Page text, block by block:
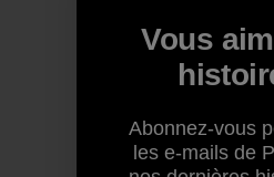
Vous
Abonnez-vous
les e-mails de